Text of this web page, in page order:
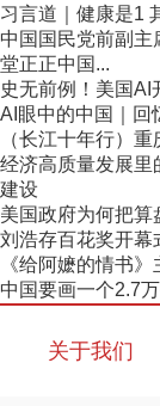
习言道｜健康是1
中国国民党前副主
堂正正中国...
史无前例！美国AI
AI眼中的中国｜回
（长江十年行）
经济高质量发展里
建设
美国政府为何把
刘浩存百花奖开幕
《给阿嬷的情书
中国要画一个2.7
关于我们